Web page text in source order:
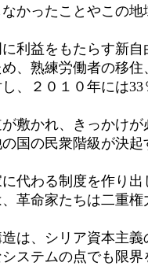
ったことやこの地
益をもたらす新自
熟練労働者の移住
２０１０年には33
かれ、きっかけが
国の民衆階級が決起
わる制度を作り出
命家たちは二重権
、シリア資本主義
テムの点でも限界